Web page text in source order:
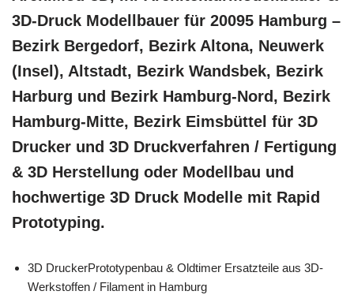
3D-Druck Modellbauer für 20095 Hamburg –
Bezirk Bergedorf, Bezirk Altona, Neuwerk
(Insel), Altstadt, Bezirk Wandsbek, Bezirk
Harburg und Bezirk Hamburg-Nord, Bezirk
Hamburg-Mitte, Bezirk Eimsbüttel für 3D
Drucker und 3D Druckverfahren / Fertigung
& 3D Herstellung oder Modellbau und
hochwertige 3D Druck Modelle mit Rapid
Prototyping.
3D DruckerPrototypenbau & Oldtimer Ersatzteile aus 3D-
Werkstoffen / Filament in Hamburg